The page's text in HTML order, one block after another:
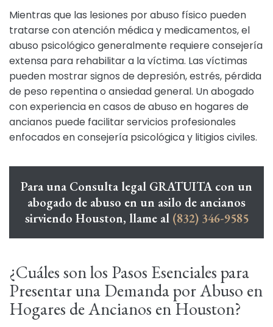
Mientras que las lesiones por abuso físico pueden
tratarse con atención médica y medicamentos, el
abuso psicológico generalmente requiere consejería
extensa para rehabilitar a la víctima. Las víctimas
pueden mostrar signos de depresión, estrés, pérdida
de peso repentina o ansiedad general. Un abogado
con experiencia en casos de abuso en hogares de
ancianos puede facilitar servicios profesionales
enfocados en consejería psicológica y litigios civiles.
Para una Consulta legal GRATUITA con un
abogado de abuso en un asilo de ancianos
sirviendo Houston, llame al (832) 346-9585
¿Cuáles son los Pasos Esenciales para
Presentar una Demanda por Abuso en
Hogares de Ancianos en Houston?